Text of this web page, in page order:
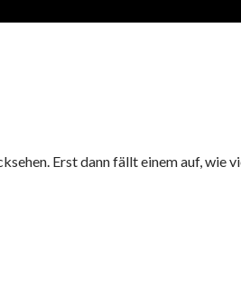
Erst dann fällt einem auf,